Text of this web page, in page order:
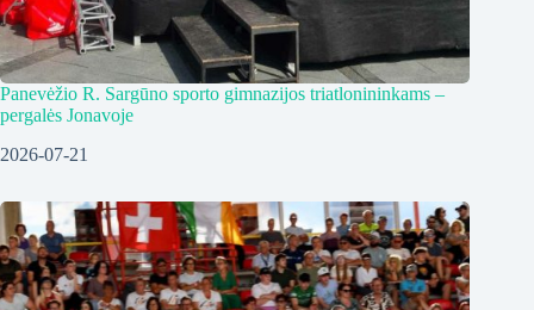
Panevėžio R. Sargūno sporto gimnazijos triatlonininkams –
pergalės Jonavoje
2026-07-21